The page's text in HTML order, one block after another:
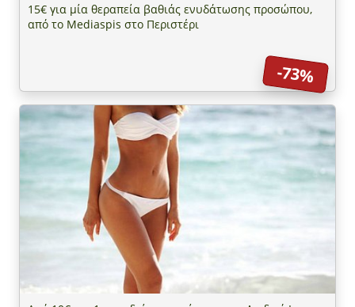
15€ για μία θεραπεία βαθιάς ενυδάτωσης προσώπου,
από το Mediaspis στο Περιστέρι
-73%